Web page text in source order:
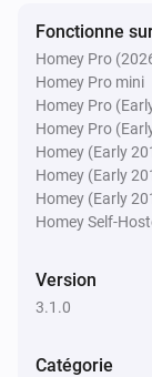
Send
Start
Fonctionne
Homey Pro
Homey Pro mini
Homey Pro
Homey Pro
Homey (Early
Homey (Early
Homey (Early
Homey Self-
Version
3.1.0
Catégorie